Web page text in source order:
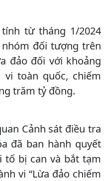
từ tháng 1/2024
nhóm đối tượng trên
đảo đối với khoảng
toàn quốc, chiếm
trăm tỷ đồng.
Cảnh sát điều tra
đã ban hành quyết
tố bị can và bắt tạm
vi “Lừa đảo chiếm